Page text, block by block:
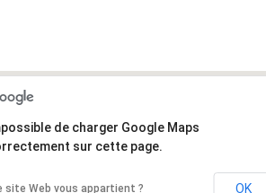
de charger Google Maps
sur cette page.
site Web vous appartient ? OK